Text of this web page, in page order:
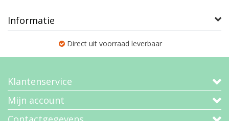
Informatie
Direct uit voorraad leverbaar
Klantenservice
Mijn account